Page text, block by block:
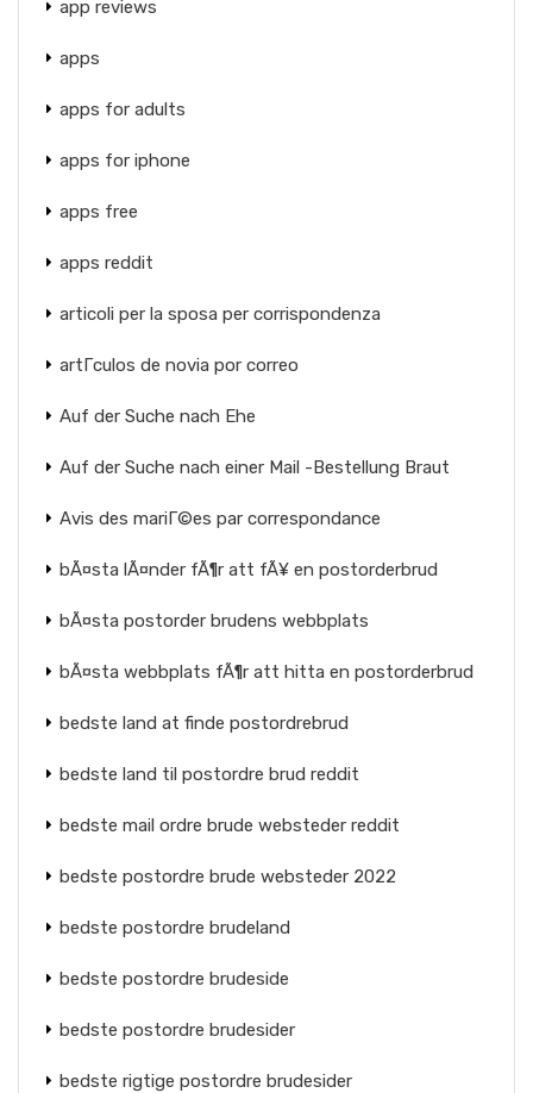
app reviews
apps
apps for adults
apps for iphone
apps free
apps reddit
articoli per la sposa per corrispondenza
artГ­culos de novia por correo
Auf der Suche nach Ehe
Auf der Suche nach einer Mail -Bestellung Braut
Avis des mariГ©es par correspondance
bÃ¤sta lÃ¤nder fÃ¶r att fÃ¥ en postorderbrud
bÃ¤sta postorder brudens webbplats
bÃ¤sta webbplats fÃ¶r att hitta en postorderbrud
bedste land at finde postordrebrud
bedste land til postordre brud reddit
bedste mail ordre brude websteder reddit
bedste postordre brude websteder 2022
bedste postordre brudeland
bedste postordre brudeside
bedste postordre brudesider
bedste rigtige postordre brudesider